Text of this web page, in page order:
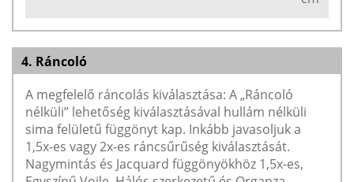
4. Ráncoló
A megfelelő ráncolás kiválasztása: A „Ráncoló
nélküli” lehetőség kiválasztásával hullám nélküli
sima felületű függönyt kap. Inkább javasoljuk a
1,5x-es vagy 2x-es ráncsűrűség kiválasztását.
Nagymintás és Jacquard függönyökhöz 1,5x-es,